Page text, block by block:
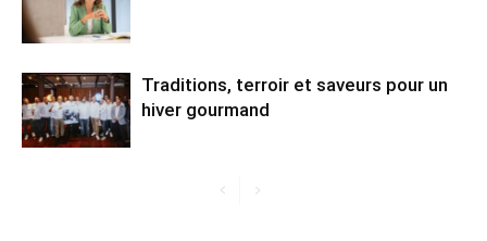
Traditions, terroir et saveurs pour un
hiver gourmand